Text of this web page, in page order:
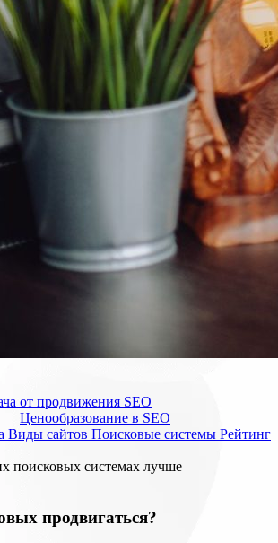
от продвижения SEO
Ценообразование в SEO
Виды сайтов Поисковые системы Рейтинг
поисковых системах лучше
продвигаться?